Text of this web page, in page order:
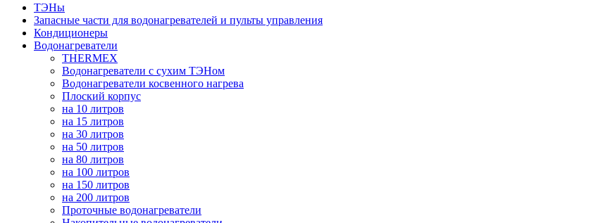
ТЭНы
Запасные части для водонагревателей и пульты управления
Кондиционеры
Водонагреватели
THERMEX
Водонагреватели с сухим ТЭНом
Водонагреватели косвенного нагрева
Плоский корпус
на 10 литров
на 15 литров
на 30 литров
на 50 литров
на 80 литров
на 100 литров
на 150 литров
на 200 литров
Проточные водонагреватели